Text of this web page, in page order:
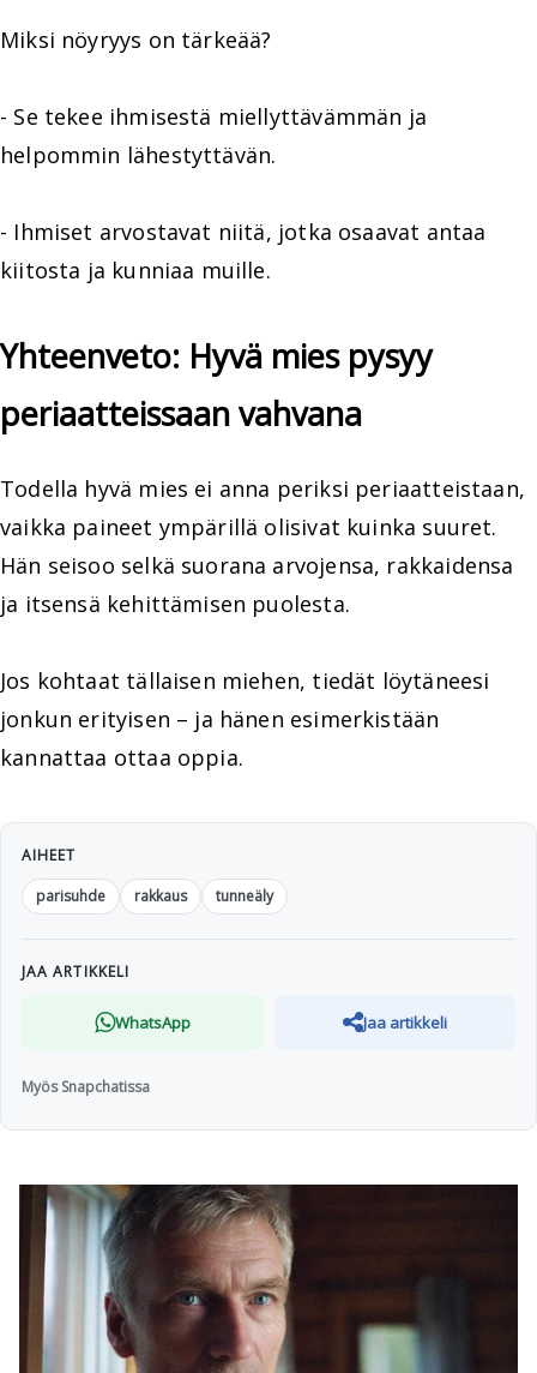
Miksi nöyryys on tärkeää?
- Se tekee ihmisestä miellyttävämmän ja
helpommin lähestyttävän.
- Ihmiset arvostavat niitä, jotka osaavat antaa
kiitosta ja kunniaa muille.
Yhteenveto: Hyvä mies pysyy
periaatteissaan vahvana
Todella hyvä mies ei anna periksi periaatteistaan,
vaikka paineet ympärillä olisivat kuinka suuret.
Hän seisoo selkä suorana arvojensa, rakkaidensa
ja itsensä kehittämisen puolesta.
Jos kohtaat tällaisen miehen, tiedät löytäneesi
jonkun erityisen – ja hänen esimerkistään
kannattaa ottaa oppia.
AIHEET
parisuhde
rakkaus tunneäly
JAA ARTIKKELI
WhatsApp Jaa artikkeli
Myös Snapchatissa